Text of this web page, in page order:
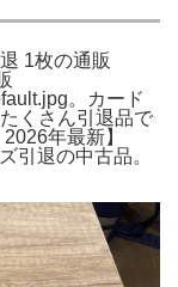
1枚の通販
。カード
くさん引退品で
年最新】
引退の中古品。